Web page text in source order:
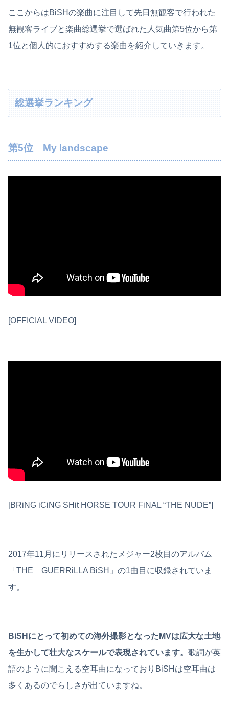
ここからはBiSHの楽曲に注目して先日無観客で行われた
無観客ライブと楽曲総選挙で選ばれた人気曲第5位から第
1位と個人的におすすめする楽曲を紹介していきます。
総選挙ランキング
第5位 My landscape
[OFFICIAL VIDEO]
[BRiNG iCiNG SHit HORSE TOUR FiNAL “THE NUDE”]
2017年11月にリリースされたメジャー2枚目のアルバム
「THE GUERRiLLA BiSH」の1曲目に収録されていま
す。
BiSHにとって初めての海外撮影となったMVは広大な土地
を生かして壮大なスケールで表現されています。 歌詞が英
語のように聞こえる空耳曲になっておりBiSHは空耳曲は
多くあるのでらしさが出ていますね。